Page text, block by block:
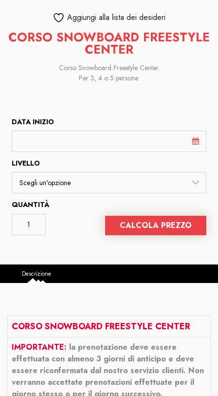
Aggiungi alla lista dei desideri
CORSO SNOWBOARD FREESTYLE
CENTER
Corso Snowboard Freestyle Center.
Per 3, 4 o 5 persone.
DATA INIZIO
LIVELLO
QUANTITÀ
CALCOLA PREZZO
Descrizione
CORSO SNOWBOARD FREESTYLE CENTER
IMPORTANTE: la prenotazione deve essere
effettuata con almeno 3 giorni di anticipo e deve
essere riconfermata dal nostro servizio clienti. Non
verranno accettate prenotazioni effettuate per il